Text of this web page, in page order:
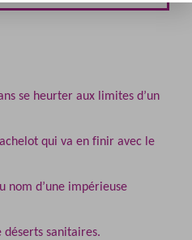
se heurter aux limites d’un
qui va en finir avec le
nom d’une impérieuse
sanitaires.